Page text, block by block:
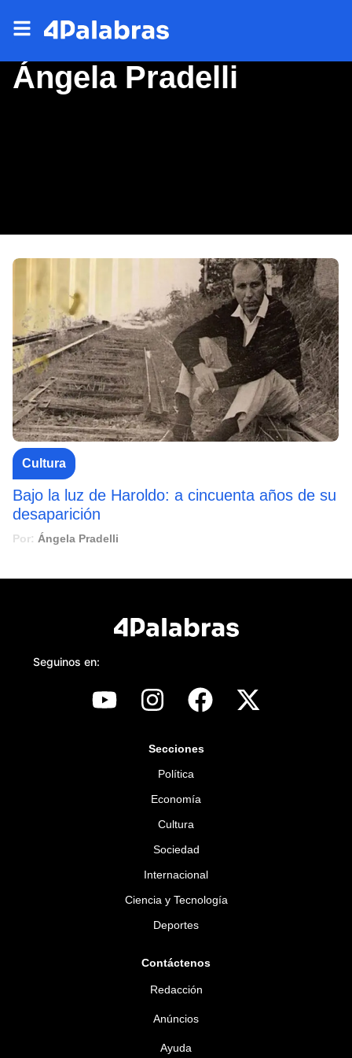
Ángela Pradelli
Cultura
Bajo la luz de Haroldo: a cincuenta años de su
desaparición
Por: Ángela Pradelli
Seguinos en:
Secciones
Política
Economía
Cultura
Sociedad
Internacional
Ciencia y Tecnología
Deportes
Contáctenos
Redacción
Anúncios
Ayuda